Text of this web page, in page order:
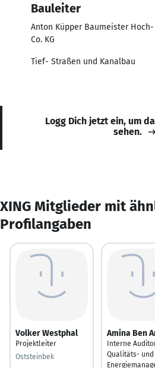
Bauleiter
Anton Küpper Baumeister
Co. KG
Tief- Straßen und Kanalbau
Logg Dich jetzt ein, um
sehen.
XING Mitglieder mit
Profilangaben
Volker Westphal
Projektleiter
Oststeinbek
Amina Ben
Interne
Qualitäts- und